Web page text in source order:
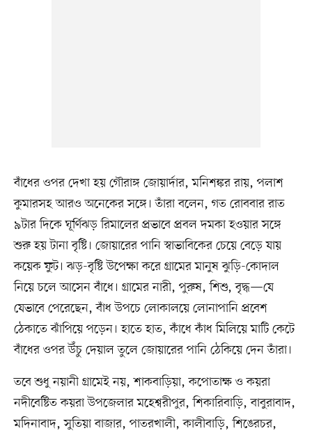
বাঁধের ওপর দেখা হয় গৌরাঙ্গ জোয়ার্দার, মনিশঙ্কর রায়, পলাশ
কুমারসহ আরও অনেকের সঙ্গে। তাঁরা বলেন, গত রোববার রাত
৯টার দিকে ঘূর্ণিঝড় রিমালের প্রভাবে প্রবল দমকা হওয়ার সঙ্গে
শুরু হয় টানা বৃষ্টি। জোয়ারের পানি স্বাভাবিকের চেয়ে বেড়ে যায়
কয়েক ফুট। ঝড়-বৃষ্টি উপেক্ষা করে গ্রামের মানুষ ঝুড়ি-কোদাল
নিয়ে চলে আসেন বাঁধে। গ্রামের নারী, পুরুষ, শিশু, বৃদ্ধ—যে
যেভাবে পেরেছেন, বাঁধ উপচে লোকালয়ে লোনাপানি প্রবেশ
ঠেকাতে ঝাঁপিয়ে পড়েন। হাতে হাত, কাঁধে কাঁধ মিলিয়ে মাটি কেটে
বাঁধের ওপর উঁচু দেয়াল তুলে জোয়ারের পানি ঠেকিয়ে দেন তাঁরা।
তবে শুধু নয়ানী গ্রামেই নয়, শাকবাড়িয়া, কপোতাক্ষ ও কয়রা
নদীবেষ্টিত কয়রা উপজেলার মহেশ্বরীপুর, শিকারিবাড়ি, বাবুরাবাদ,
মদিনাবাদ, সুতিয়া বাজার, পাতরখালী, কালীবাড়ি, শিঙেরচর,